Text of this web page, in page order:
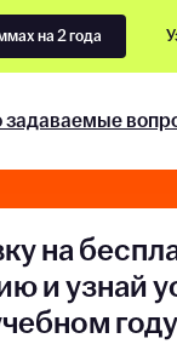
на 2 года
задаваемые
на
и узнай
году